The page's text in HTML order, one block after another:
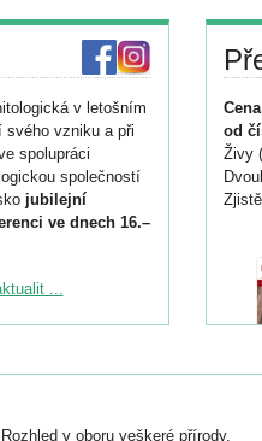
v letošním
vzniku a při
spolupráci
společností
jubilejní
ve dnech 16.–
ke konferenci
do 6. září.
nebo
...
od
Živy
v oboru veškeré přírody.